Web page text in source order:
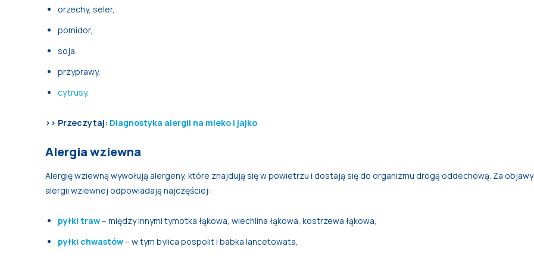
orzechy, seler,
pomidor,
soja,
przyprawy,
cytrusy.
>> Przeczytaj: Diagnostyka alergii na mleko i jajko
Alergia wziewna
Alergię wziewną wywołują alergeny, które znajdują się w powietrzu i dostają się do organizmu drogą oddechową. Za objawy
alergii wziewnej odpowiadają najczęściej:
pyłki traw– między innymi tymotka łąkowa, wiechlina łąkowa, kostrzewa łąkowa,
pyłki chwastów– w tym bylica pospolit i babka lancetowata,